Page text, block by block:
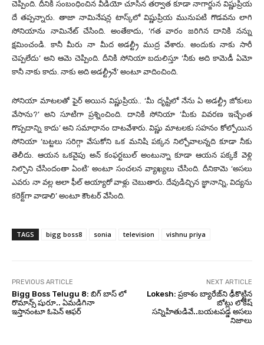
చెప్పింది. దీనికి సంబంధించిన వీడియో చూసిన తర్వాత కూడా నాగార్జున విష్ణుప్రియ
దే తప్పన్నారు. తాజా నామినేషన్ల టాస్క్‌లో విష్ణుప్రియ మునుపటి గొడవను లాగి
సోనియాను నామినేట్ చేసింది. అంతేకాదు, ‘గత వారం జరిగిన దానికి నన్ను
క్షమించండి. కానీ మీరు నా మీద అడల్ట్రీ ముద్ర వేశారు. అందుకు నాకు సారీ
చెప్పలేదు’ అని ఆమె చెప్పింది. దీనికి సోనియా బదులిస్తూ ‘నీకు అది కామెడీ ఏమో
కానీ నాకు కాదు. నాకు అది అడల్ట్రీనే’ అంటూ వాదించింది.
సోనియా మాటలతో ఫైర్ అయిన విష్ణుప్రియ.. ‘మీ దృష్టిలో నేను ఏ అడల్ట్రీ జోకులు
వేసాను?’ అని సూటిగా ప్రశ్నించింది. దానికి సోనియా ‘మీకు వివరణ ఇచ్చేంత
గొప్పదాన్ని కాదు’ అని సమాధానం దాటవేశారు. విష్ణు మాటలకు సహనం కోల్పోయిన
సోనియా ‘బట్టలు సరిగ్గా వేసుకోని ఒక మనిషి పక్కన నిల్చోవాలన్నది కూడా నీకు
తెలీదు. ఆయన ఒకవైపు అన్ కంఫర్టబుల్ అంటున్నా కూడా ఆయన పక్కకే వెళ్లి
నిల్చొని చేసిందంతా ఏంటి’ అంటూ సంచలన వ్యాఖ్యలు చేసింది. దీనికామె ‘అసలు
ఎవరు నా వల్ల అలా ఫీల్ అయ్యారో వాళ్లు చెబుతారు. దేవుడిచ్చిన జ్ఞానాన్ని, విద్యను
కరెక్ట్‌గా వాడాలి’ అంటూ కౌంటర్ వేసింది.
TAGS bigg boss8 sonia television vishnu priya
PREVIOUS ARTICLE
Bigg Boss Telugu 8: బిగ్ బాస్ లో
రొమాన్స్ షురూ.. ఏమడిగినా
ఇస్తానంటూ ఓపెన్ ఆఫర్
NEXT ARTICLE
Lokesh: ప్రకాశం బ్యారేజ్‌ని ఢీకొట్టిన
బోట్లు లోకేష్
సన్నిహితుడివే..బయటపడ్డ అసలు
నిజాలు